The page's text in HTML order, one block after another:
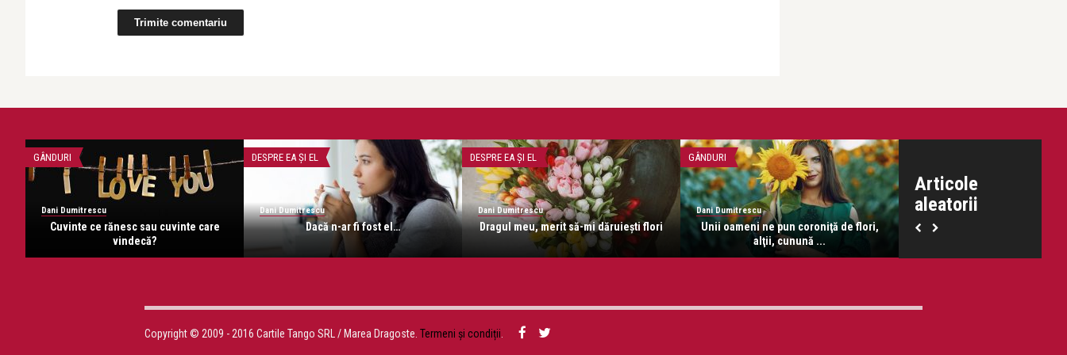
Articole
aleatorii
GÂNDURI
Dani Dumitrescu
Cuvinte ce rănesc sau cuvinte care
vindecă?
DESPRE EA ŞI EL
Dani Dumitrescu
Dacă n-ar fi fost el…
DESPRE EA ŞI EL
Dani Dumitrescu
Dragul meu, merit să-mi dăruieşti flori
GÂNDURI
Dani Dumitrescu
Unii oameni ne pun coroniţă de flori,
alţii, cunună ...
Dani Dumitrescu
Copyright © 2009 - 2016 Cartile Tango SRL / Marea Dragoste. Termeni și condiții